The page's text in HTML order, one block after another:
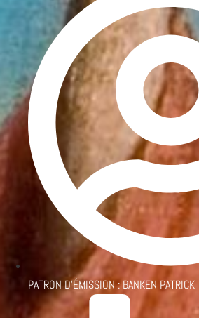
PATRON D'ÉMISSION :BANKEN PATRICK